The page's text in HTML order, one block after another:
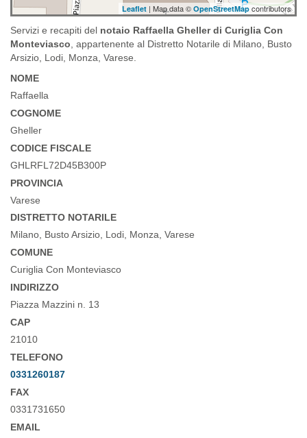
Leaflet | Map data © OpenStreetMap contributors
Servizi e recapiti del notaio Raffaella Gheller di Curiglia Con
Monteviasco , appartenente al Distretto Notarile di Milano, Busto
Arsizio, Lodi, Monza, Varese.
NOME
Raffaella
COGNOME
Gheller
CODICE FISCALE
GHLRFL72D45B300P
PROVINCIA
Varese
DISTRETTO NOTARILE
Milano, Busto Arsizio, Lodi, Monza, Varese
COMUNE
Curiglia Con Monteviasco
INDIRIZZO
Piazza Mazzini n. 13
CAP
21010
TELEFONO
0331260187
FAX
0331731650
EMAIL